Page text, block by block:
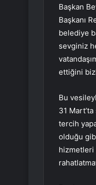
Başkan
Başkanı
belediye
sevginiz
ettiğini
Bu
31
tercih
olduğu
hizmetleri